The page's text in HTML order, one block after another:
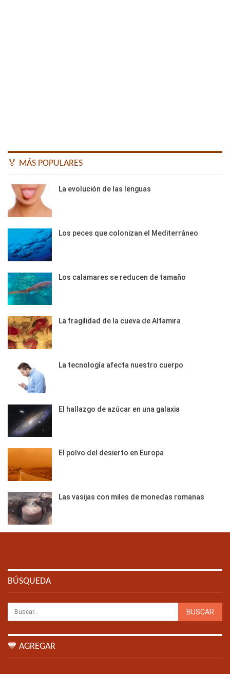
🏅 MÁS POPULARES
La evolución de las lenguas
Los peces que colonizan el Mediterráneo
Los calamares se reducen de tamaño
La fragilidad de la cueva de Altamira
La tecnología afecta nuestro cuerpo
El hallazgo de azúcar en una galaxia
El polvo del desierto en Europa
Las vasijas con miles de monedas romanas
BÚSQUEDA
💙 AGREGAR